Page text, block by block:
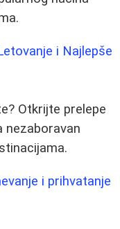
i Najlepše
Otkrijte prelepe
nezaboravan
i prihvatanje